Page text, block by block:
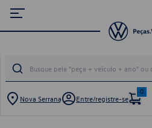
Nova Serrana Entre/registre-se
0